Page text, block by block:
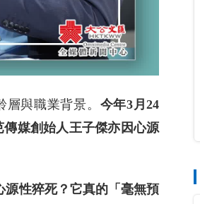
與職業背景。 今年3月24
傳媒創始人王子傑亦因心源
源性猝死？它真的「毫無預